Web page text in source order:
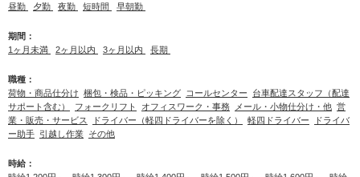
昼勤
夕勤 夜勤 短時間 早朝勤
期間：
1ヶ月未満
2ヶ月以内 3ヶ月以内 長期
職種：
荷物・商品仕分け 梱包・検品・ピッキング コールセンター
台車配達スタッフ（配達
サポート含む）
フォークリフト オフィスワーク・事務 メール・小物仕分け・他 営
業・販売・サービス
ドライバー（軽四ドライバーを除く） 軽四ドライバー
ドライバ
ー助手 引越し作業 その他
時給：